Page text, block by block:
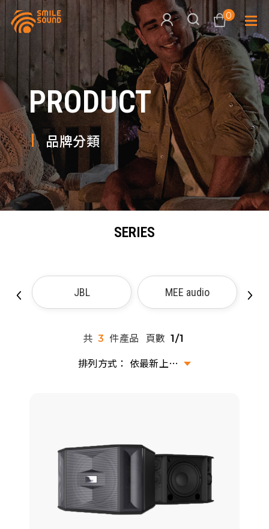
0
查看購物車
商品分類查詢
請選擇商品分類
請選擇分類
品牌分
多媒體
家用音
周邊系
派對喇
PRODUCT
品牌分類
SERIES
JBL MEE audio
共 3 件產品 頁數 1/1
依最新上架排序